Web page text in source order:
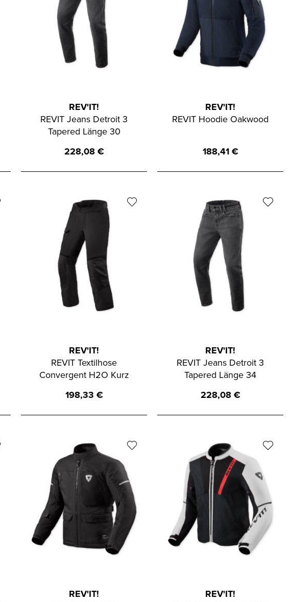
REV'IT!
REVIT Jeans Detroit 3
Tapered Länge 30
228,08€
REV'IT!
REVIT Hoodie Oakwood
188,41€
REV'IT!
REVIT Textilhose
Convergent H2O Kurz
198,33 €
REV'IT!
REVIT Jeans Detroit 3
Tapered Länge 34
228,08€
REV'IT! REV'IT!